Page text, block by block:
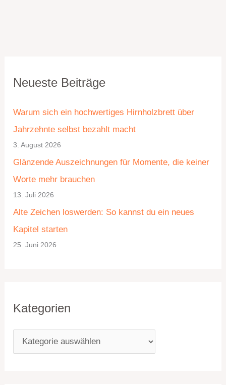
Neueste Beiträge
Warum sich ein hochwertiges Hirnholzbrett über
Jahrzehnte selbst bezahlt macht
3. August 2026
Glänzende Auszeichnungen für Momente, die keiner
Worte mehr brauchen
13. Juli 2026
Alte Zeichen loswerden: So kannst du ein neues
Kapitel starten
25. Juni 2026
Kategorien
a
e
g
o
r
i
r
h
i
v